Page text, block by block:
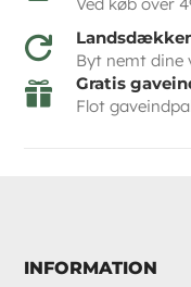
Ved køb over

Byt nemt dine

Gratis
Flot
INFORMATION